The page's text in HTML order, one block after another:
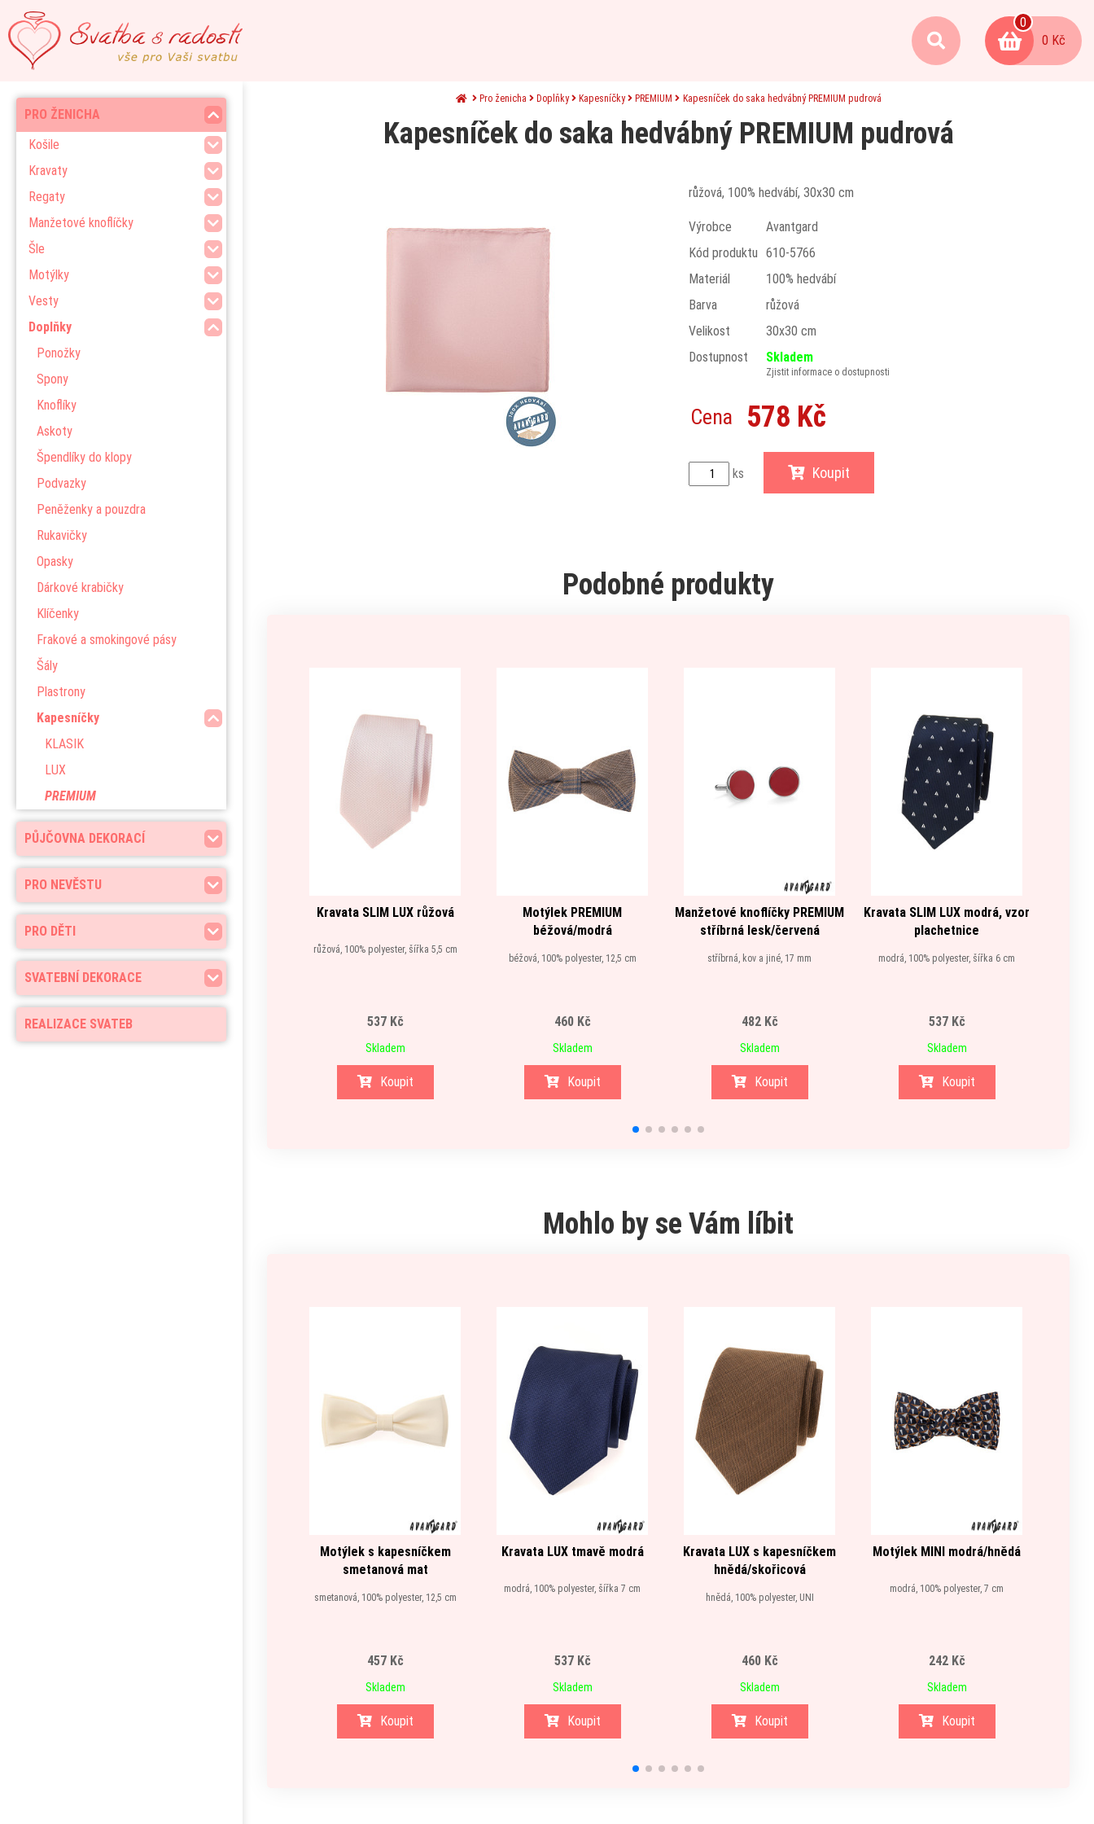
0
0 Kč
PŮJČOVNA DEKORACÍ
PRO NEVĚSTU
PRO ŽENICHA
Košile
Kravaty
Regaty
Manžetové knoflíčky
Šle
Motýlky
Vesty
Doplňky
Ponožky
Spony
Knoflíky
Askoty
Špendlíky do klopy
Podvazky
Peněženky a pouzdra
Rukavičky
Opasky
Dárkové krabičky
Klíčenky
Frakové a smokingové pásy
Šály
Plastrony
Kapesníčky
KLASIK
LUX
PREMIUM
PRO DĚTI
SVATEBNÍ DEKORACE
REALIZACE SVATEB
Pro ženicha Doplňky Kapesníčky PREMIUM Kapesníček do saka hedvábný PREMIUM pudrová
Kapesníček do saka hedvábný PREMIUM pudrová
růžová, 100% hedvábí, 30x30 cm
Výrobce
Avantgard
Kód produktu 610-5766
Materiál
100% hedvábí
Barva
růžová
Velikost
30x30 cm
Dostupnost
Skladem
Zjistit informace o dostupnosti
Cena 578 Kč
ks Koupit
Podobné produkty
Kravata SLIM LUX růžová
růžová, 100% polyester, šířka 5,5 cm
537 Kč
Skladem
Koupit
Motýlek PREMIUM
béžová/modrá
béžová, 100% polyester, 12,5 cm
460 Kč
Skladem
Koupit
Manžetové knoflíčky PREMIUM
stříbrná lesk/červená
stříbrná, kov a jiné, 17 mm
482 Kč
Skladem
Koupit
Kravata SLIM LUX modrá, vzor
plachetnice
modrá, 100% polyester, šířka 6 cm
537 Kč
Skladem
Koupit
Mohlo by se Vám líbit
Motýlek s kapesníčkem
smetanová mat
smetanová, 100% polyester, 12,5 cm
457 Kč
Skladem
Koupit
Kravata LUX tmavě modrá
modrá, 100% polyester, šířka 7 cm
537 Kč
Skladem
Koupit
Kravata LUX s kapesníčkem
hnědá/skořicová
hnědá, 100% polyester, UNI
460 Kč
Skladem
Koupit
Motýlek MINI modrá/hnědá
modrá, 100% polyester, 7 cm
242 Kč
Skladem
Koupit